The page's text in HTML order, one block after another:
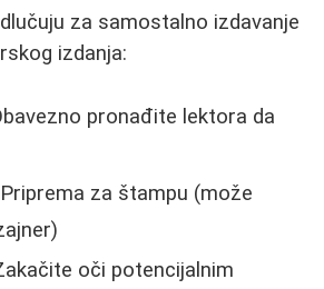
za samostalno izdavanje
izdanja:
pronađite lektora da
Priprema za štampu (može
oči potencijalnim